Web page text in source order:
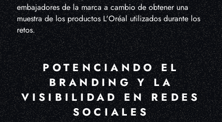
embajadores de la marca a cambio de obtener una
muestra de los productos L'Oréal utilizados durante los
retos.
POTENCIANDO EL
BRANDING Y LA
VISIBILIDAD EN REDES
SOCIALES